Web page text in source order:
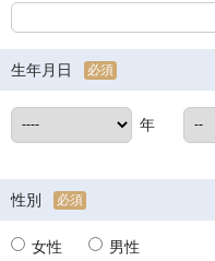
生年月日 必須
年
性別 必須
女性 男性